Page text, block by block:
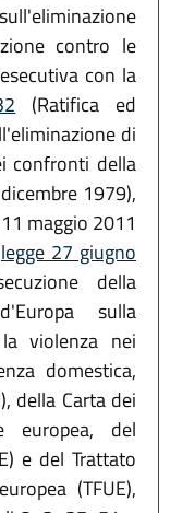
contro le
con la
(Ratifica ed
di
confronti della
1979),
maggio 2011
legge 27 giugno
della
sulla
violenza nei
domestica,
della Carta dei
europea, del
e del Trattato
(TFUE),